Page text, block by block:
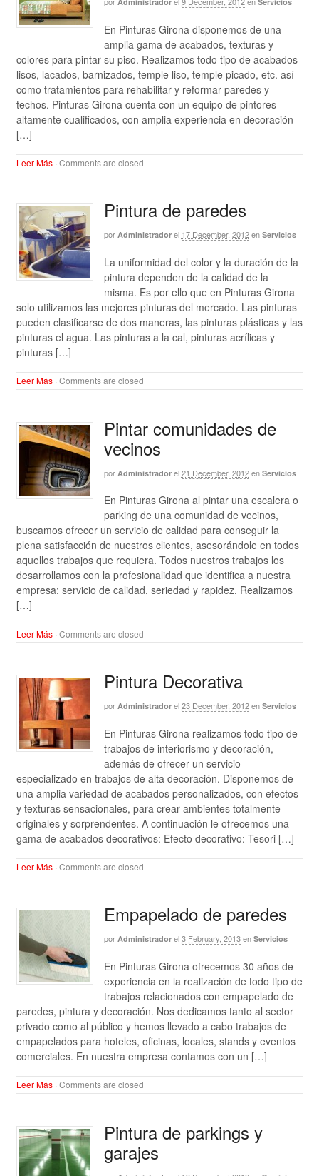
En Pinturas Girona disponemos de una
amplia gama de acabados, texturas y
colores para pintar su piso. Realizamos todo tipo de acabados
lisos, lacados, barnizados, temple liso, temple picado, etc. así
como tratamientos para rehabilitar y reformar paredes y
techos. Pinturas Girona cuenta con un equipo de pintores
altamente cualificados, con amplia experiencia en decoración
[…]
Leer Más· Comments are closed
Pintura de paredes
por Administrador el 17 December, 2012 en Servicios
La uniformidad del color y la duración de la
pintura dependen de la calidad de la
misma. Es por ello que en Pinturas Girona
solo utilizamos las mejores pinturas del mercado. Las pinturas
pueden clasificarse de dos maneras, las pinturas plásticas y las
pinturas el agua. Las pinturas a la cal, pinturas acrílicas y
pinturas […]
Leer Más· Comments are closed
Pintar comunidades de
vecinos
por Administrador el 21 December, 2012 en Servicios
En Pinturas Girona al pintar una escalera o
parking de una comunidad de vecinos,
buscamos ofrecer un servicio de calidad para conseguir la
plena satisfacción de nuestros clientes, asesorándole en todos
aquellos trabajos que requiera. Todos nuestros trabajos los
desarrollamos con la profesionalidad que identifica a nuestra
empresa: servicio de calidad, seriedad y rapidez. Realizamos
[…]
Leer Más· Comments are closed
Pintura Decorativa
por Administrador el 23 December, 2012 en Servicios
En Pinturas Girona realizamos todo tipo de
trabajos de interiorismo y decoración,
además de ofrecer un servicio
especializado en trabajos de alta decoración. Disponemos de
una amplia variedad de acabados personalizados, con efectos
y texturas sensacionales, para crear ambientes totalmente
originales y sorprendentes. A continuación le ofrecemos una
gama de acabados decorativos: Efecto decorativo: Tesori […]
Leer Más· Comments are closed
Empapelado de paredes
por Administrador el 3 February, 2013 en Servicios
En Pinturas Girona ofrecemos 30 años de
experiencia en la realización de todo tipo de
trabajos relacionados con empapelado de
paredes, pintura y decoración. Nos dedicamos tanto al sector
privado como al público y hemos llevado a cabo trabajos de
empapelados para hoteles, oficinas, locales, stands y eventos
comerciales. En nuestra empresa contamos con un […]
Leer Más· Comments are closed
Pintura de parkings y
garajes